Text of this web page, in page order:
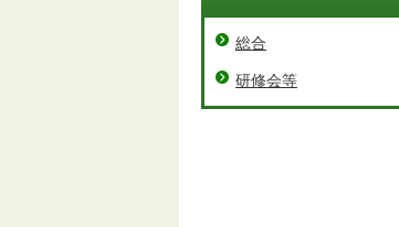
総合
研修会等